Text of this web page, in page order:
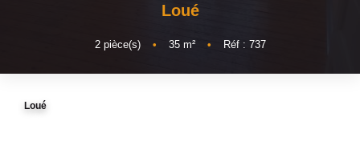
NOS AGENCES
Loué
2pièce(s) • 35m² • Réf : 737
Loué